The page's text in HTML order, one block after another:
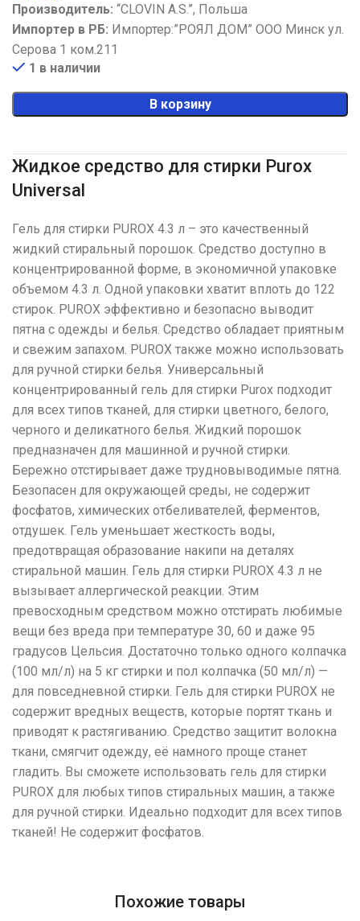
Производитель: “CLOVIN A.S.”, Польша
Импортер в РБ: Импортер:”РОЯЛ ДОМ” ООО Минск ул.
Серова 1 ком.211
1 в наличии
В корзину
Жидкое средство для стирки Purox
Universal
Гель для стирки PUROX 4.3 л – это качественный
жидкий стиральный порошок. Средство доступно в
концентрированной форме, в экономичной упаковке
объемом 4.3 л. Одной упаковки хватит вплоть до 122
стирок. PUROX эффективно и безопасно выводит
пятна с одежды и белья. Средство обладает приятным
и свежим запахом. PUROX также можно использовать
для ручной стирки белья. Универсальный
концентрированный гель для стирки Purox подходит
для всех типов тканей, для стирки цветного, белого,
черного и деликатного белья. Жидкий порошок
предназначен для машинной и ручной стирки.
Бережно отстирывает даже трудновыводимые пятна.
Безопасен для окружающей среды, не содержит
фосфатов, химических отбеливателей, ферментов,
отдушек. Гель уменьшает жесткость воды,
предотвращая образование накипи на деталях
стиральной машин. Гель для стирки PUROX 4.3 л не
вызывает аллергической реакции. Этим
превосходным средством можно отстирать любимые
вещи без вреда при температуре 30, 60 и даже 95
градусов Цельсия. Достаточно только одного колпачка
(100 мл/л) на 5 кг стирки и пол колпачка (50 мл/л) —
для повседневной стирки. Гель для стирки PUROX не
содержит вредных веществ, которые портят ткань и
приводят к растягиванию. Средство защитит волокна
ткани, смягчит одежду, её намного проще станет
гладить. Вы сможете использовать гель для стирки
PUROX для любых типов стиральных машин, а также
для ручной стирки. Идеально подходит для всех типов
тканей! Не содержит фосфатов.
Похожие товары